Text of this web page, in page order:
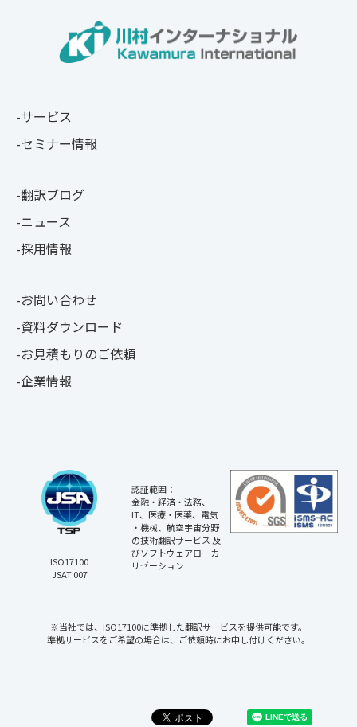
サービス
セミナー情報
翻訳ブログ
ニュース
採用情報
お問い合わせ
資料ダウンロード
お見積もりのご依頼
企業情報
ISO17100
JSAT 007
認証範囲：
金融・経済・法務、
IT、医療・医薬、電気
・機械、航空宇宙分野
の技術翻訳サービス 及
びソフトウェアローカ
リゼーション
※当社では、ISO17100に準拠した翻訳サービスを提供可能です。
準拠サービスをご希望の場合は、ご依頼時にお申し付けください。